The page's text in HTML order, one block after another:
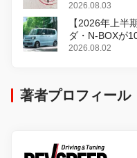
2026.08.03
【2026年上半
ダ・N-BOXが
感
2026.08.02
著者プロフィール